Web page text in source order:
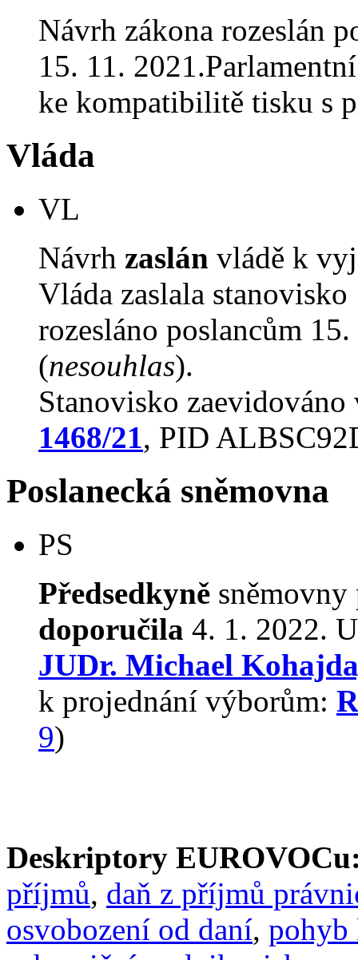
Návrh zákona rozeslán
15. 11.
ke kompatibilitě tisku s
Vláda
VL
Návrh zaslán vládě k
Vláda zaslala
rozesláno poslancům
(nesouhlas).
Stanovisko
1468/21, PID
Poslanecká sněmovna
PS
Předsedkyně sněmovny
doporučila 4. 1. 2022.
JUDr. Michael
k projednání výborům:
9)
Deskriptory
příjmů, daň z příjmů
osvobození od daní, pohyb